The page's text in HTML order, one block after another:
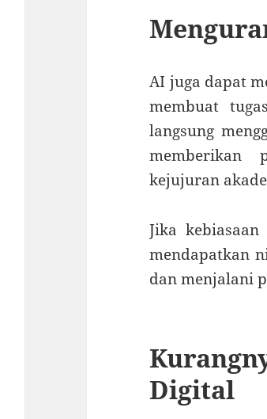
AI juga dapat
membuat
langsung
memberikan
kejujuran
Jika
mendapatkan
dan menjalani
Digital